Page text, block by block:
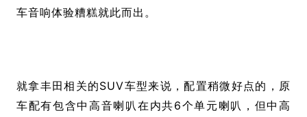
车音响体验糟糕就此而出。
就拿丰田相关的SUV车型来说，配置稍微好点的，原
车配有包含中高音喇叭在内共6个单元喇叭，但中高